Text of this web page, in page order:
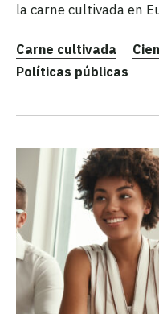
la carne cultivada en
Carne cultivada
Políticas públicas